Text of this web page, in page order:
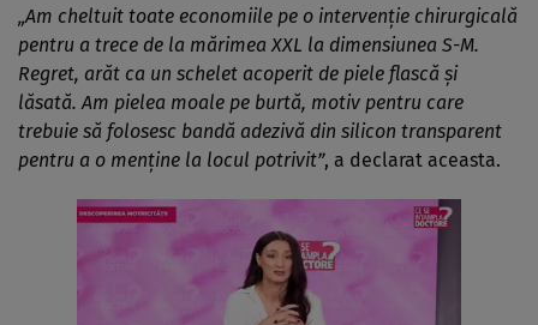
„Am cheltuit toate economiile pe o intervenție chirurgicală
pentru a trece de la mărimea XXL la dimensiunea S-M.
Regret, arăt ca un schelet acoperit de piele flască și
lăsată. Am pielea moale pe burtă, motiv pentru care
trebuie să folosesc bandă adezivă din silicon transparent
pentru a o menține la locul potrivit”, a declarat aceasta.